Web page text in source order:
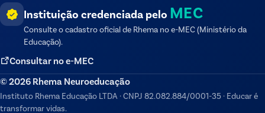
Instituição credenciada pelo MEC
Consulte o cadastro oficial de Rhema no e-MEC (Ministério da
Educação).
Consultar no e-MEC
©2026 Rhema Neuroeducação
Instituto Rhema Educação LTDA ·CNPJ 82.082.884/0001-35 · Educar é
transformar vidas.